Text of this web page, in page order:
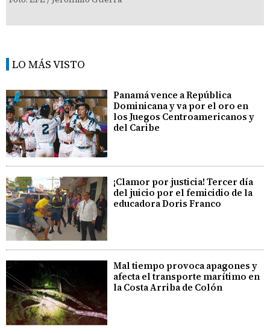
LO MÁS VISTO
Panamá vence a República
Dominicana y va por el oro en
los Juegos Centroamericanos y
del Caribe
¡Clamor por justicia! Tercer día
del juicio por el femicidio de la
educadora Doris Franco
Mal tiempo provoca apagones y
afecta el transporte marítimo en
la Costa Arriba de Colón